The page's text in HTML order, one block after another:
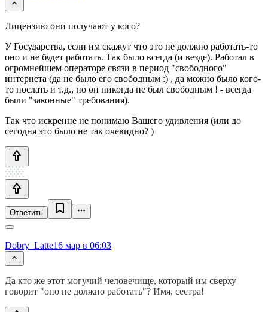
Лицензию они получают у кого?
У Государства, если им скажут что это не должно работать-то
оно и не будет работать. Так было всегда (и везде). Работал в
огромнейшем операторе связи в период "свободного"
интернета (да не было его свободным :) , да можно было кого-
то послать и т.д., но он никогда не был свободным ! - всегда
были "законные" требования).
Так что искренне не понимаю Вашего удивления (или до
сегодня это было не так очевидно? )
Ответить
Dobry_Latte16 мар в 06:03
Да кто же этот могучий человечище, который им сверху
говорит "оно не должно работать"? Имя, сестра!